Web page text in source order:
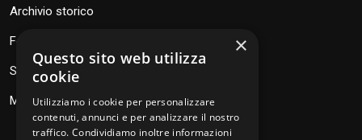
Archivio storico
Fondazione Don Orione
SEV Orione 84
Messaggi don Orione
×
Questo sito web utilizza
cookie
Utilizziamo i cookie per personalizzare
contenuti, annunci e per analizzare il nostro
traffico. Condividiamo inoltre informazioni